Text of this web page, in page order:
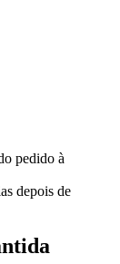
pedido à
depois de